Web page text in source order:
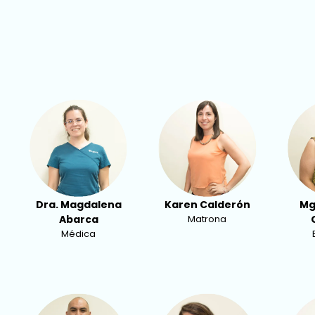
Dra. Magdalena
Abarca
Médica
Karen Calderón
Matrona